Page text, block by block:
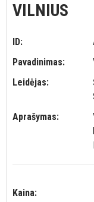
VILNIUS
ID:
Pavadinimas:
Leidėjas:
Aprašymas:
Kaina: